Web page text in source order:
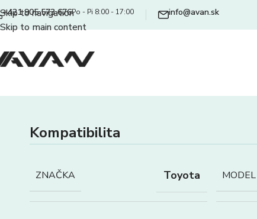
Skip to navigation
Skip to main content
+421 905 573 676Po - Pi 8:00 - 17:00 info@avan.sk
Kompatibilita
ZNAČKA Toyota MODEL